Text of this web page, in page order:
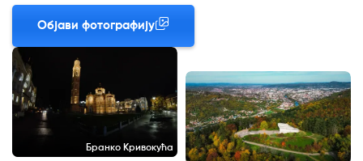
Објави фотографију
Бранко Кривокућа